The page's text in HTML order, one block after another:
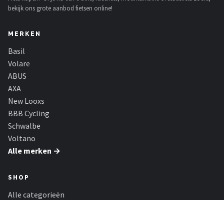
bekijk ons grote aanbod fietsen online!
MERKEN
Basil
Volare
ABUS
AXA
New Looxs
BBB Cycling
Schwalbe
Voltano
Alle merken →
SHOP
Alle categorieën